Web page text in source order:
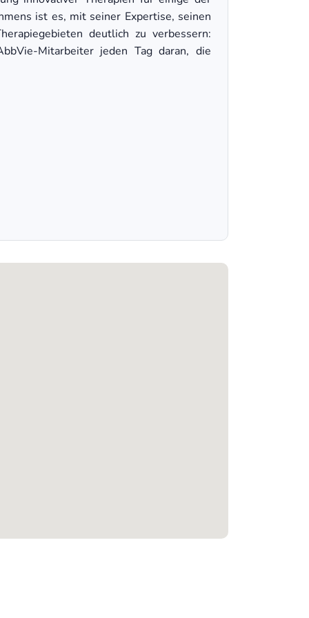
ist es, mit seiner Expertise, seinen
deutlich zu verbessern:
Mitarbeiter jeden Tag daran, die